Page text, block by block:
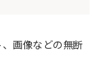
画像などの無断